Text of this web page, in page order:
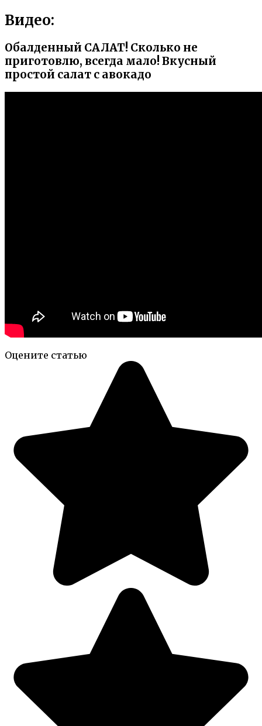
Видео:
Обалденный САЛАТ! Сколько не
приготовлю, всегда мало! Вкусный
простой салат с авокадо
Оцените статью